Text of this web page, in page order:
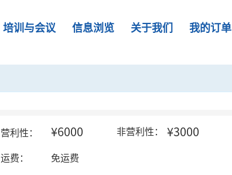
培训与会议 信息浏览 关于我们 我的订单
营利性： ¥6000 非营利性： ¥3000
运费： 免运费